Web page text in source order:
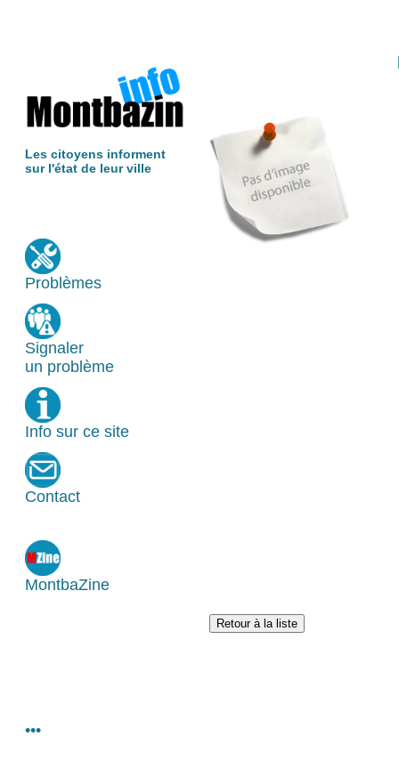
Les citoyens informent
sur l'état de leur ville
Problèmes
Signaler
un problème
Info sur ce site
Contact
MontbaZine
•••